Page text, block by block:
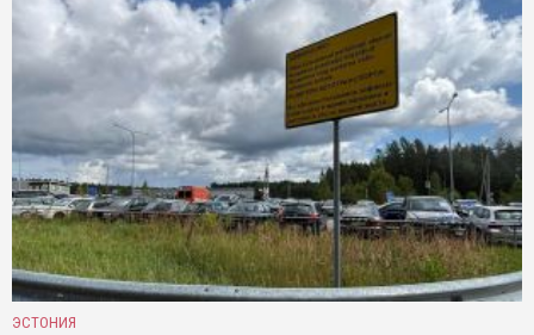
ЭСТОНИЯ